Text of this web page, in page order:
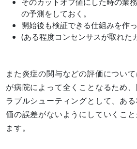
の予測をしておく。
開始後も検証できる仕組みを作っ
(ある程度コンセンサスが取れた
また炎症の関与などの評価につい
が病院によって全くことなるため
ラブルシューティングとして、あ
価の誤差がないようにしていくこ
ます。